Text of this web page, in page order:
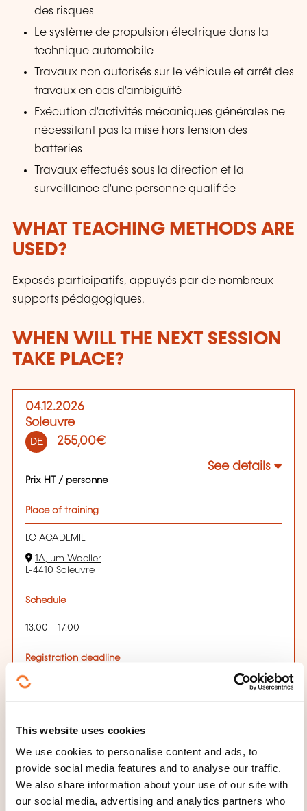
This website uses cookies
We use cookies to personalise content and ads, to
provide social media features and to analyse our traffic.
We also share information about your use of our site with
our social media, advertising and analytics partners who
des risques
Le système de propulsion électrique dans la
technique automobile
Travaux non autorisés sur le véhicule et arrêt des
travaux en cas d'ambiguïté
Exécution d'activités mécaniques générales ne
nécessitant pas la mise hors tension des
batteries
Travaux effectués sous la direction et la
surveillance d'une personne qualifiée
WHAT TEACHING METHODS ARE
USED?
Exposés participatifs, appuyés par de nombreux
supports pédagogiques.
WHEN WILL THE NEXT SESSION
TAKE PLACE?
04.12.2026
Soleuvre
DE 255,00€
See details
Prix HT / personne
Place of training
LC ACADEMIE
1A, um Woeller
L-4410 Soleuvre
Schedule
13.00 - 17.00
Registration deadline
02.12.2026
04.12.2026
FR 255,00€
See details